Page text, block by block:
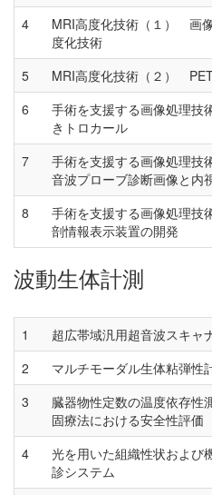
4
MRI高度化技術（１） 画
度化技術
5
MRI高度化技術（２）
6
手術を支援する画像処理
きトロカール
7
手術を支援する画像処理
音波プローブ診断画像と内
8
手術を支援する画像処理
剖情報表示装置の開発
波動生体計測
1
超広帯域汎用超音波スキャ
2
マルチモーダル生体粘弾性
3
臓器物性定数の温度依存性
固療法における安全性評価
4
光を用いた組織性状およ
診システム